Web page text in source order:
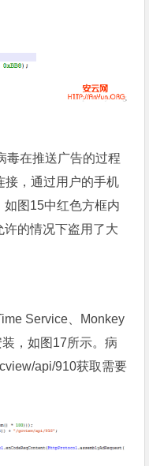
毒在推送广告的过程
接，通过用户的手机
图15中红色方框内
的情况下盗用了大
Service、Monkey
，如图17所示。病
api/910获取需要